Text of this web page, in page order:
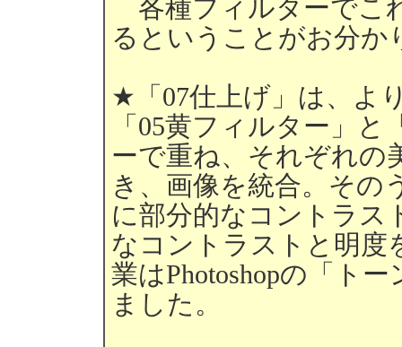
各種フィルターでこ
るということがお分か
★「07仕上げ」は、よ
「05黄フィルター」
ーで重ね、それぞれの
き、画像を統合。その
に部分的なコントラス
なコントラストと明度
業はPhotoshopの「ト
ました。